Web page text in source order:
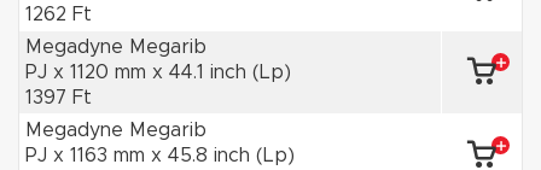
1262 Ft
Megadyne Megarib
PJ x 1120 mm x 44.1 inch (Lp)
1397 Ft
Megadyne Megarib
PJ x 1163 mm x 45.8 inch (Lp)